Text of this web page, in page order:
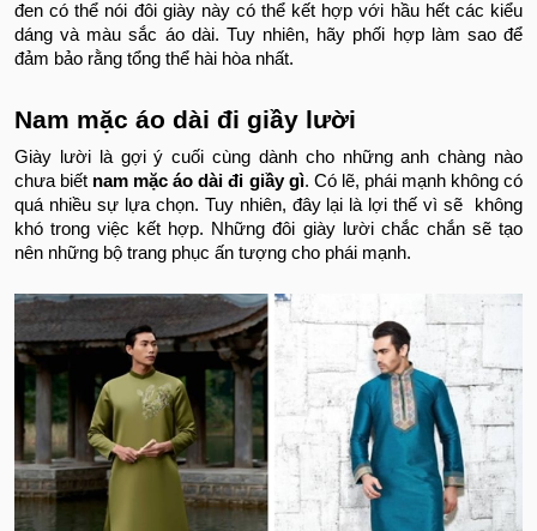
đen có thể nói đôi giày này có thể kết hợp với hầu hết các kiểu
dáng và màu sắc áo dài. Tuy nhiên, hãy phối hợp làm sao để
đảm bảo rằng tổng thể hài hòa nhất.
Nam mặc áo dài đi giầy lười
Giày lười là gợi ý cuối cùng dành cho những anh chàng nào
chưa biết nam mặc áo dài đi giầy gì. Có lẽ, phái mạnh không có
quá nhiều sự lựa chọn. Tuy nhiên, đây lại là lợi thế vì sẽ không
khó trong việc kết hợp. Những đôi giày lười chắc chắn sẽ tạo
nên những bộ trang phục ấn tượng cho phái mạnh.